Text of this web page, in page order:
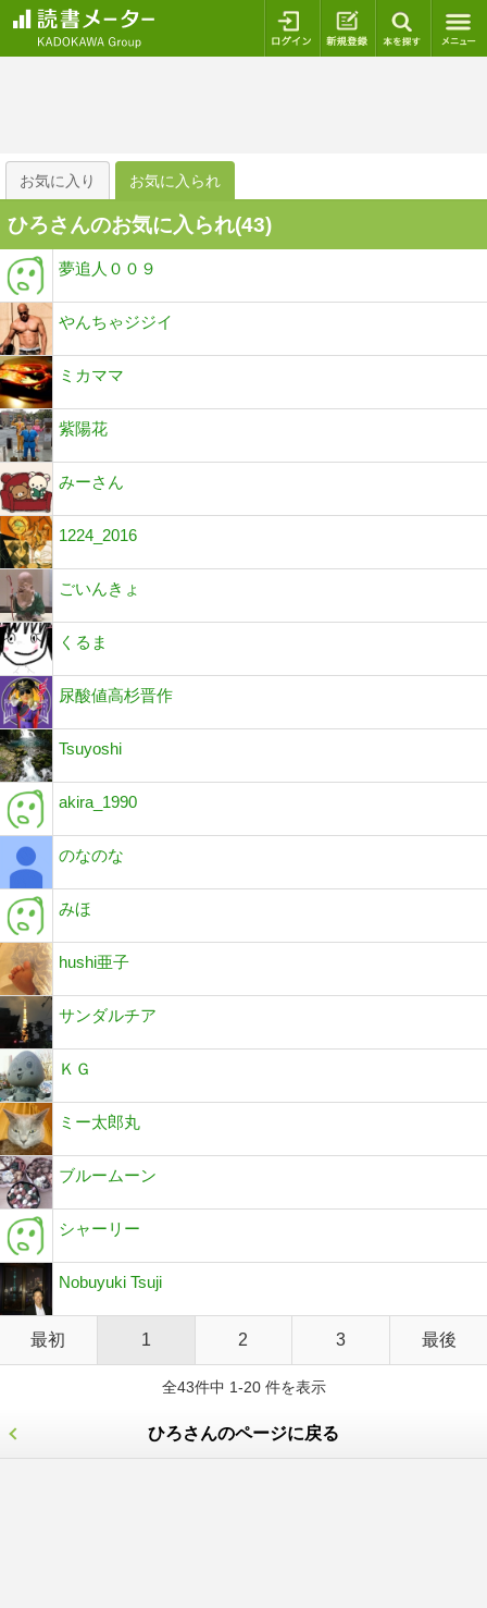
ログイン 新規登録
お気に入り お気に入られ
ひろさんのお気に入られ(43)
夢追人００９
やんちゃジジイ
ミカママ
紫陽花
みーさん
1224_2016
ごいんきょ
くるま
尿酸値高杉晋作
Tsuyoshi
akira_1990
のなのな
みほ
hushi亜子
サンダルチア
ＫＧ
ミー太郎丸
ブルームーン
シャーリー
Nobuyuki Tsuji
最初 1 2 3 最後
全43件中 1-20 件を表示
ひろさんのページに戻る